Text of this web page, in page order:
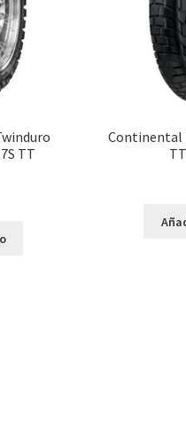
TT
Continental